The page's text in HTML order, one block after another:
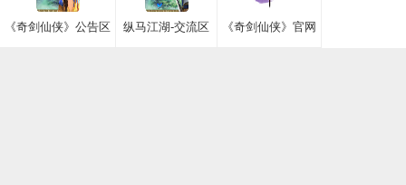
《奇剑仙侠》公告区 纵马江湖-交流区 《奇剑仙侠》官网